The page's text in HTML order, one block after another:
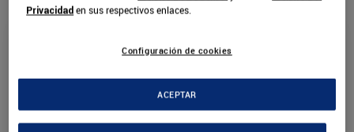
Tipos de estudio
Bachelor
Privacidad en sus respectivos enlaces.
Configuración de cookies
ACEPTAR